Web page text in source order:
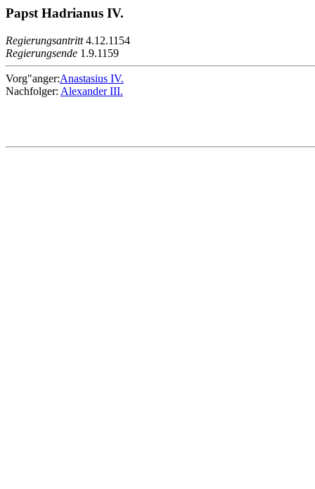
Papst Hadrianus IV.
Regierungsantritt4.12.1154
Regierungsende 1.9.1159
Vorg"anger:Anastasius IV.
Nachfolger: Alexander III.